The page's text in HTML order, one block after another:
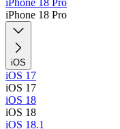
iPhone 18 Pro
iOS
iOS 17
iOS 17
iOS 18
iOS 18
iOS 18.1